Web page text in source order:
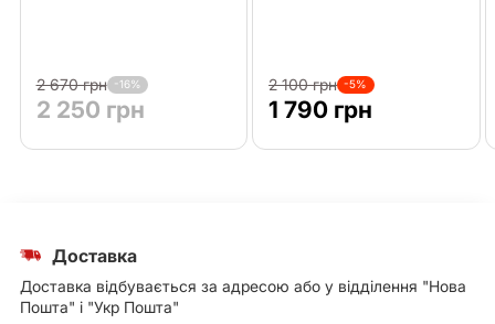
2 670 грн -16%
2 250 грн
2 100 грн -5%
1 790 грн
Доставка
Доставка відбувається за адресою або у відділення "Нова
Пошта" і "Укр Пошта"